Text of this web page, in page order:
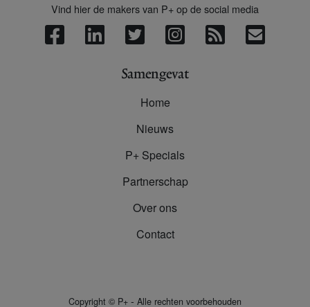
Vind hier de makers van P+ op de social media
Samengevat
Home
Nieuws
P+ Specials
Partnerschap
Over ons
Contact
Copyright © P+ - Alle rechten voorbehouden